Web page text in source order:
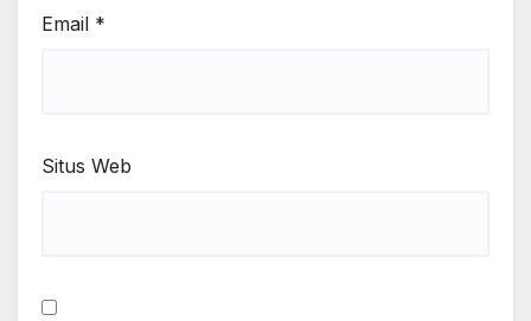
Email *
Situs Web